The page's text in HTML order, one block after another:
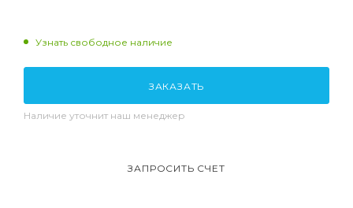
Узнать свободное наличие
ЗАКАЗАТЬ
Наличие уточнит наш менеджер
ЗАПРОСИТЬ СЧЕТ